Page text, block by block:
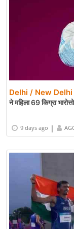
Delhi / New Delhi
ने महिला 69 किग्रा
9 days ago |